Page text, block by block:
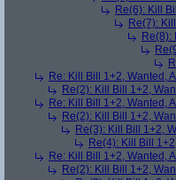
Re(6): Kill
Re(7):
Re(8):
Re: Kill Bill 1+2, Wanted,
Re(2): Kill Bill 1+2,
Re: Kill Bill 1+2, Wanted,
Re(2): Kill Bill 1+2,
Re(3): Kill Bill 1+2,
Re(4): Kill Bill
Re: Kill Bill 1+2, Wanted,
Re(2): Kill Bill 1+2,